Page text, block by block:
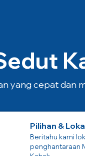
yang cepat dan
Pilihan &
Beritahu kami
penghantaraan